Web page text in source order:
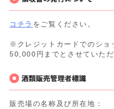
コチラ をご覧ください。
※クレジットカードでのショ
50,000円までとさせていただ
販売場の名称及び所在地：